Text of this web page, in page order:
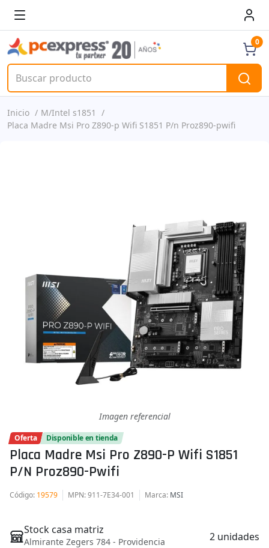
0
Inicio
M/Intel s1851
Placa Madre Msi Pro Z890-p Wifi S1851 P/n Proz890-pwifi
Imagen referencial
Oferta Disponible en tienda
Placa Madre Msi Pro Z890-P Wifi S1851
P/n Proz890-Pwifi
Código: 19579 MPN: 911-7E34-001 Marca: MSI
Stock casa matriz
Almirante Zegers 784 - Providencia 2 unidades